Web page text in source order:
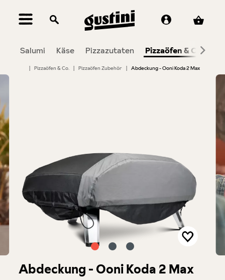
springen
Salumi Käse Pizzazutaten Pizzaöfen & Co.
| Pizzaöfen & Co. | Pizzaöfen Zubehör | Abdeckung - Ooni Koda 2 Max
Abdeckung - Ooni Koda 2 Max